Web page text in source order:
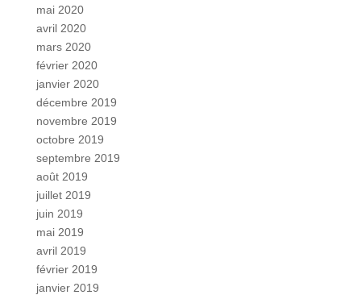
mai 2020
avril 2020
mars 2020
février 2020
janvier 2020
décembre 2019
novembre 2019
octobre 2019
septembre 2019
août 2019
juillet 2019
juin 2019
mai 2019
avril 2019
février 2019
janvier 2019